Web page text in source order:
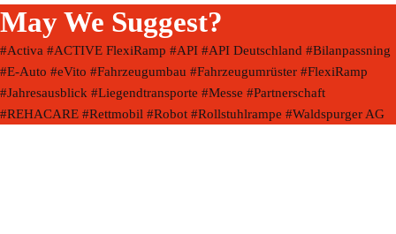
May We Suggest?
#Activa #ACTIVE FlexiRamp #API #API Deutschland #Bilanpassning
#E-Auto #eVito #Fahrzeugumbau #Fahrzeugumrüster #FlexiRamp
#Jahresausblick #Liegendtransporte #Messe #Partnerschaft
#REHACARE #Rettmobil #Robot #Rollstuhlrampe #Waldspurger AG